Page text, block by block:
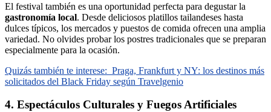
El festival también es una oportunidad perfecta para degustar la
gastronomía local. Desde deliciosos platillos tailandeses hasta
dulces típicos, los mercados y puestos de comida ofrecen una amplia
variedad. No olvides probar los postres tradicionales que se preparan
especialmente para la ocasión.
Quizás también te interese: Praga, Frankfurt y NY: los destinos más
solicitados del Black Friday según Travelgenio
4. Espectáculos Culturales y Fuegos Artificiales